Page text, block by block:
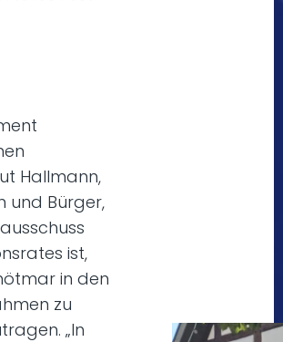
Hallmann,
und Bürger,
ist,
in den
zu
„In